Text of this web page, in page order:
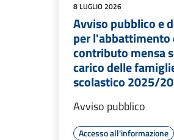
8 LUGLIO 2026
Avviso pubblico e
per l'abbattimento
contributo mensa
carico delle
scolastico 2025/
Avviso pubblico
Accesso all'informazione